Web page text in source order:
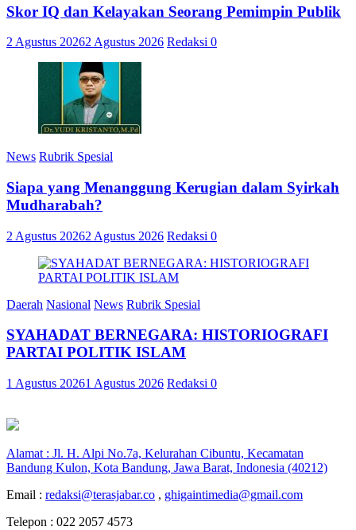
Skor IQ dan Kelayakan Seorang Pemimpin Publik
2 Agustus 20262 Agustus 2026 Redaksi 0
News Rubrik Spesial
Siapa yang Menanggung Kerugian dalam Syirkah
Mudharabah?
2 Agustus 20262 Agustus 2026 Redaksi 0
Daerah Nasional News Rubrik Spesial
SYAHADAT BERNEGARA: HISTORIOGRAFI
PARTAI POLITIK ISLAM
1 Agustus 20261 Agustus 2026 Redaksi 0
Alamat : Jl. H. Alpi No.7a, Kelurahan Cibuntu, Kecamatan
Bandung Kulon, Kota Bandung, Jawa Barat, Indonesia (40212)
Email : redaksi@terasjabar.co , ghigaintimedia@gmail.com
Telepon : 022 2057 4573